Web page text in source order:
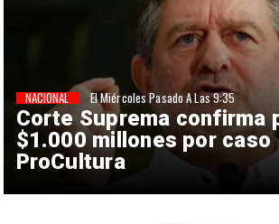
Corte Suprema confirma
$1.000 millones por caso
ProCultura
NACIONAL El Miércoles Pasado A Las 9:35